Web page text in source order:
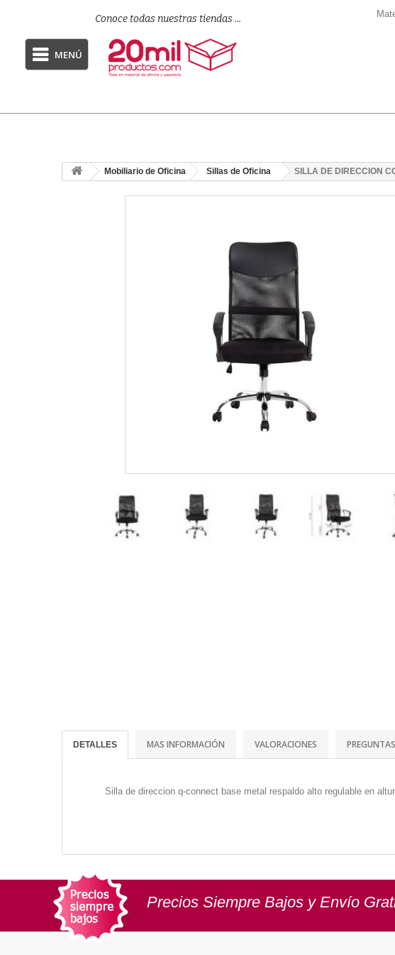
Conoce todas nuestras tiendas ...
MENÚ
Mobiliario de Oficina Sillas de Oficina SILLA DE DIRECCION
DETALLES MAS INFORMACIÓN VALORACIONES
Silla de direccion q-connect base metal respaldo alto regulable en
Precios Siempre Bajos y Envío